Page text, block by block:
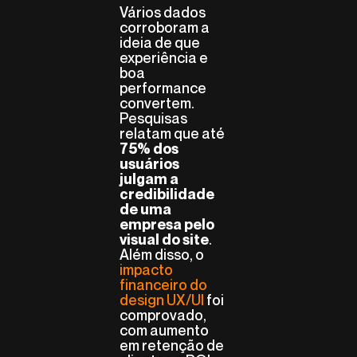
Vários dados
corroboram a
ideia de que
experiência e
boa
performance
convertem.
Pesquisas
relatam que até
75% dos
usuários
julgam a
credibilidade
de uma
empresa pelo
visual do site.
Além disso, o
impacto
financeiro do
design UX/UI foi
comprovado,
com aumento
em retenção de